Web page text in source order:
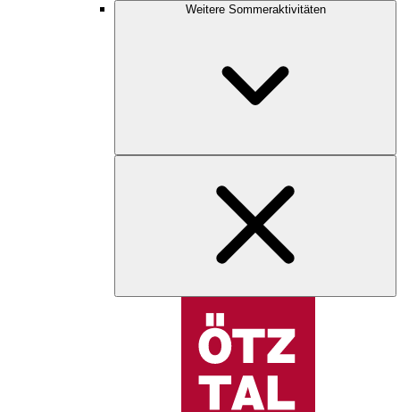
Weitere Sommeraktivitäten